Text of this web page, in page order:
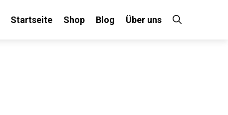
Startseite Shop Blog Über uns